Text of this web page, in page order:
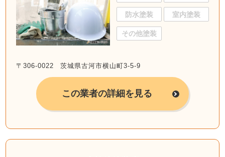
防水塗装 室内塗装
その他塗装
〒306-0022 茨城県古河市横山町3-5-9
この業者の詳細を見る